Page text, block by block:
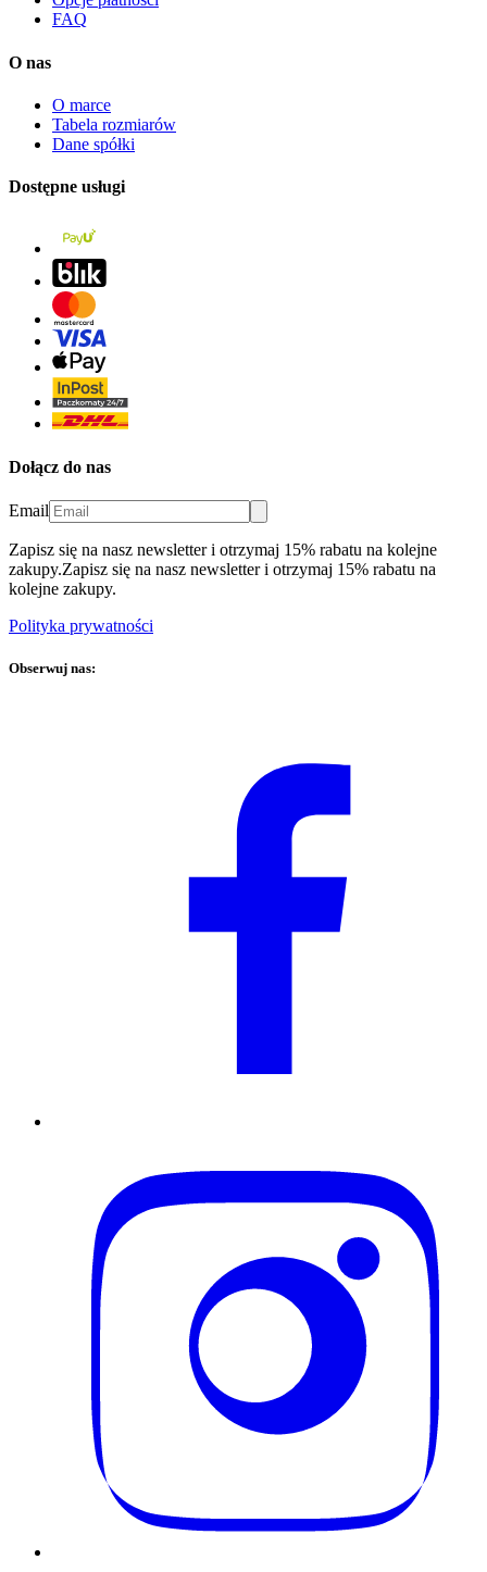
FAQ
O nas
O marce
Tabela rozmiarów
Dane spółki
Dostępne usługi
Dołącz do nas
Email
Zapisz się na nasz newsletter i otrzymaj 15% rabatu na kolejne
zakupy.Zapisz się na nasz newsletter i otrzymaj 15% rabatu na
kolejne zakupy.
Polityka prywatności
Obserwuj nas: